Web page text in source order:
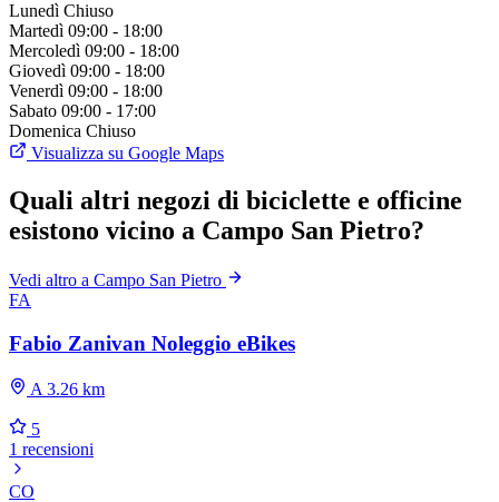
Lunedì Chiuso
Martedì 09:00 - 18:00
Mercoledì 09:00 - 18:00
Giovedì 09:00 - 18:00
Venerdì 09:00 - 18:00
Sabato 09:00 - 17:00
Domenica Chiuso
Visualizza su Google Maps
Quali altri negozi di biciclette e officine
esistono vicino a Campo San Pietro?
Vedi altro a Campo San Pietro
FA
Fabio Zanivan Noleggio eBikes
A 3.26 km
5
1 recensioni
CO